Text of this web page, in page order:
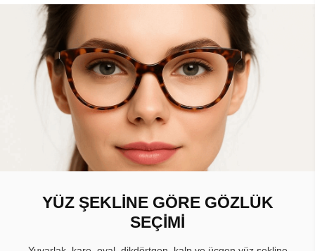
YÜZ ŞEKLİNE GÖRE GÖZLÜK
SEÇİMİ